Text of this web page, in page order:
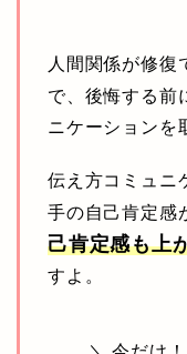
人間関係が修復
で、後悔する前
ニケーションを
伝え方コミュニ
手の自己肯定感
己肯定感も上
すよ。